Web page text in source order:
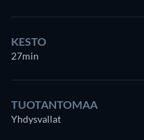
KESTO
27min
TUOTANTOMAA
Yhdysvallat